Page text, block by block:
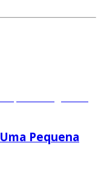
Pequena